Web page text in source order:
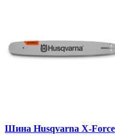
Шина Husqvarna X-